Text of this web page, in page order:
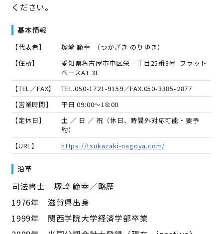
ください。
基本情報
【代表者】 塚﨑 範幸 （つかざき のりゆき）
【住所】
愛知県名古屋市中区栄一丁目25番3号 フラット
ベースA1 3E
【TEL／FAX】
TEL.050-1721-9159／FAX.050-3385-2877
【営業時間】
平日 09:00～18:00
【定休日】
土 ／ 日 ／ 祝（休日、時間外対応可能・要予
約）
【URL】
https://tsukazaki-nagoya.com/
沿革
――司法書士 塚﨑 範幸／略歴――
1976年 滋賀県出身
1999年 関西学院大学経済学部卒業